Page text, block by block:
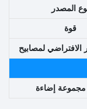
المصدر
قوة